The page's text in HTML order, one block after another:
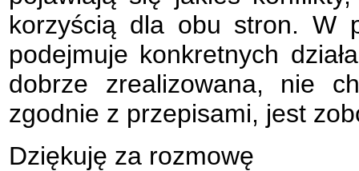
korzyścią dla obu stron. W
podejmuje konkretnych
dobrze zrealizowana, nie
zgodnie z przepisami, jest
Dziękuję za rozmowę